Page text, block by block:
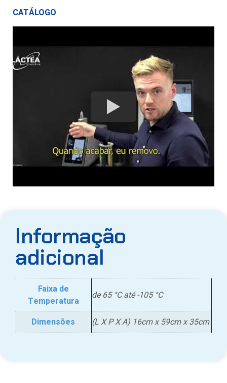
CATÁLOGO
Informação
adicional
Faixa de
Temperatura
de 65 °C até -105 °C
Dimensões (L X P X A) 16cm x 59cm x 35cm